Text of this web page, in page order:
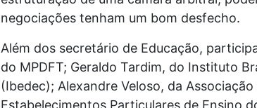
negociações tenham um bom desfecho.
Além dos secretário de Educação,
do MPDFT; Geraldo Tardim, do Instituto
(Ibedec); Alexandre Veloso, da
Estabelecimentos Particulares de Ensino